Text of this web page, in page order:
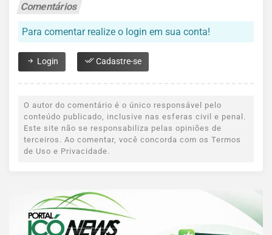
Comentários
Para comentar realize o login em sua conta!
Login Cadastre-se
O autor do comentário é o único responsável pelo
conteúdo publicado, inclusive nas esferas civil e penal.
Este site não se responsabiliza pelas opiniões de
terceiros. Ao comentar, você concorda com os Termos
de Uso e Privacidade.